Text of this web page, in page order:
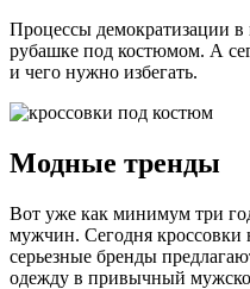
Процессы демократизации в
рубашке под костюмом. А
и чего нужно избегать.
Модные тренды
Вот уже как минимум три
мужчин. Сегодня кроссовки
серьезные бренды
одежду в привычный